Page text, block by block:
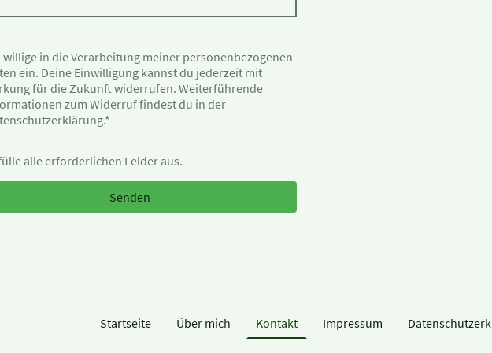
willige in die Verarbeitung meiner personenbezogenen
ein. Deine Einwilligung kannst du jederzeit mit
für die Zukunft widerrufen. Weiterführende
zum Widerruf findest du in der
*
alle erforderlichen Felder aus.
Senden
Startseite Über mich Kontakt Impressum